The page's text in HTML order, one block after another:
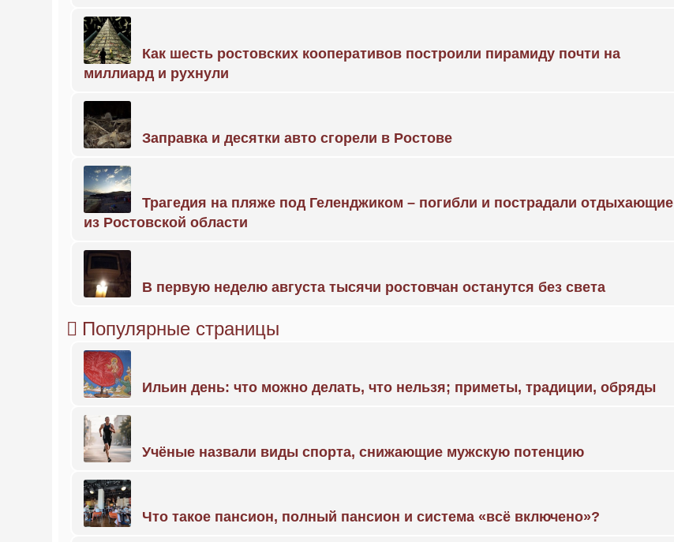
Как шесть ростовских кооперативов построили пирамиду почти на
миллиард и рухнули
Заправка и десятки авто сгорели в Ростове
Трагедия на пляже под Геленджиком – погибли и пострадали отдыхающие
из Ростовской области
В первую неделю августа тысячи ростовчан останутся без света
Популярные страницы
Ильин день: что можно делать, что нельзя; приметы, традиции, обряды
Учёные назвали виды спорта, снижающие мужскую потенцию
Что такое пансион, полный пансион и система «всё включено»?